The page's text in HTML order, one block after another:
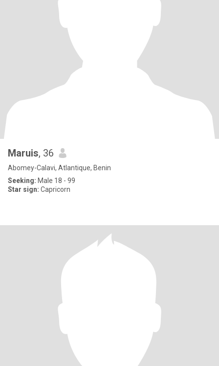
Maruis, 36
Abomey-Calavi, Atlantique, Benin
Seeking: Male 18 - 99
Star sign: Capricorn